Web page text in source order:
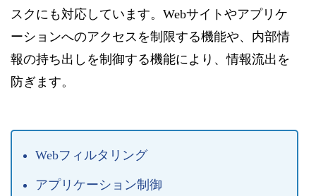
スクにも対応しています。Webサイトやアプリケ
ーションへのアクセスを制限する機能や、内部情
報の持ち出しを制御する機能により、情報流出を
防ぎます。
Webフィルタリング
アプリケーション制御